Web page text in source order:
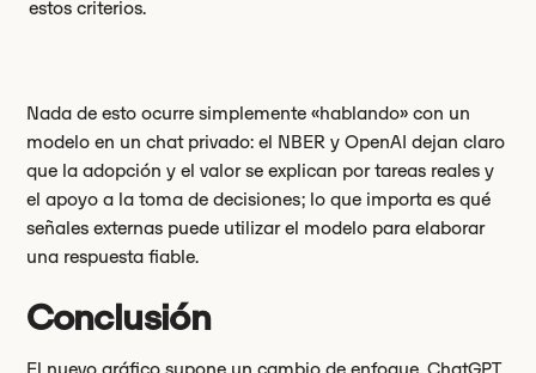
estos criterios.
Nada de esto ocurre simplemente «hablando» con un
modelo en un chat privado: el NBER y OpenAI dejan claro
que la adopción y el valor se explican por tareas reales y
el apoyo a la toma de decisiones; lo que importa es qué
señales externas puede utilizar el modelo para elaborar
una respuesta fiable.
Conclusión